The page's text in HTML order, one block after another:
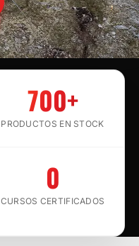
700+
PRODUCTOS EN STOCK
0
CURSOS CERTIFICADOS